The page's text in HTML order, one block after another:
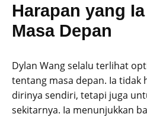
Harapan yang
Masa Depan
Dylan Wang selalu terlihat
tentang masa depan. Ia tidak
dirinya sendiri, tetapi juga
sekitarnya. Ia menunjukkan